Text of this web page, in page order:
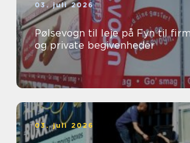
03. juli 2026
Pølsevogn til leje på Fyn til
og private begivenheder
03. juli 2026